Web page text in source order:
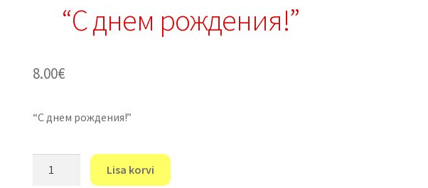
“С днем ​​рождения!”
8.00€
“С днем ​​рождения!”
Lisa korvi